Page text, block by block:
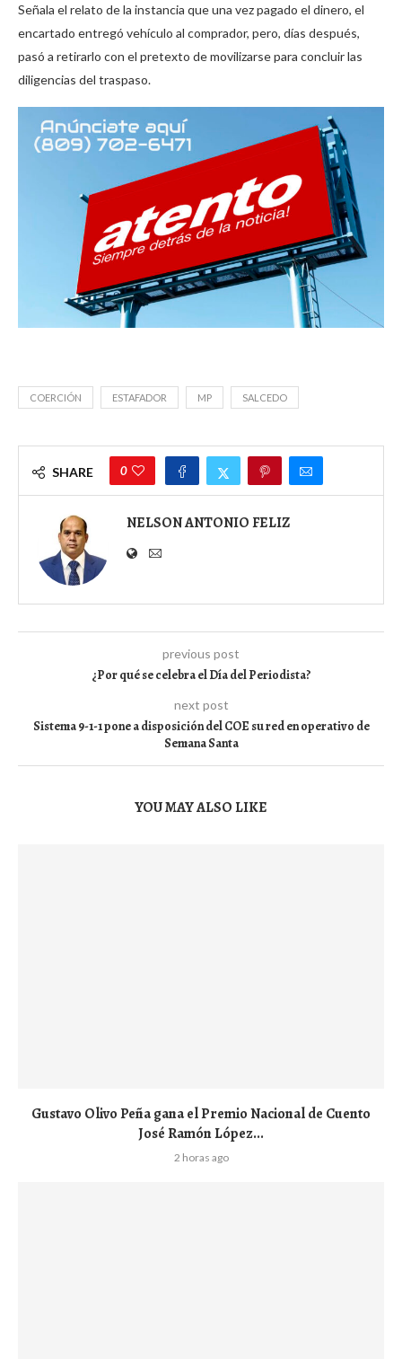
Señala el relato de la instancia que una vez pagado el dinero, el
encartado entregó vehículo al comprador, pero, días después,
pasó a retirarlo con el pretexto de movilizarse para concluir las
diligencias del traspaso.
COERCIÓN ESTAFADOR MP SALCEDO
SHARE 0
NELSON ANTONIO FELIZ
previous post
¿Por qué se celebra el Día del Periodista?
next post
Sistema 9-1-1 pone a disposición del COE su red en operativo de
Semana Santa
YOU MAY ALSO LIKE
Gustavo Olivo Peña gana el Premio Nacional de Cuento
José Ramón López...
2 horas ago